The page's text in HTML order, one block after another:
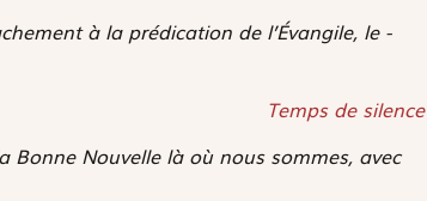
à la prédication de l’Évangile, le
Temps de silence
Nouvelle là où nous sommes, avec